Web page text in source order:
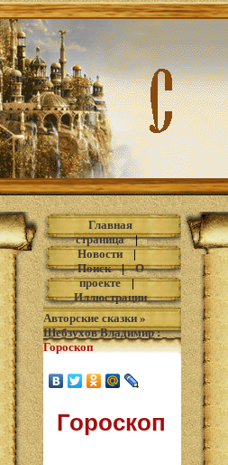
Главная
страница|
Новости|
Поиск|О
проекте|
Иллюстрации
Авторские сказки »
Шебзухов Владимир:
Гороскоп
Гороскоп